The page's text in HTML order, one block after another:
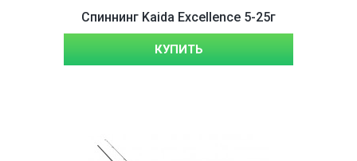
Спиннинг Kaida Excellence 5-25г
КУПИТЬ